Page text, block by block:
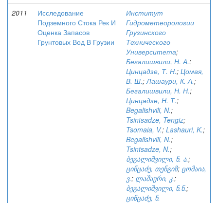
2011
Исследование
Подземного Стока Рек И
Оценка Запасов
Грунтовых Вод В Грузии
Институт
Гидрометеорологии
Грузинского
Технического
Университета;
Бегалишвили, Н. А.;
Цинцадзе, Т. Н.; Цомая,
В. Ш.;Лашаури, К. А.;
Бегалишвили, Н. Н.;
Цинцадзе, Н. Т.;
Begalishvili, N.;
Tsintsadze, Tengiz;
Tsomaia, V.; Lashauri, K.;
Begalishvili, N.;
Tsintsadze, N.;
ბეგალიშვილი, ნ. ა.;
ცინცაძე, თენგიზ; ცომაია,
ვ.; ლაშაური, კ.;
ბეგალიშვილი, ნ.ნ.;
ცინცაძე, ნ.